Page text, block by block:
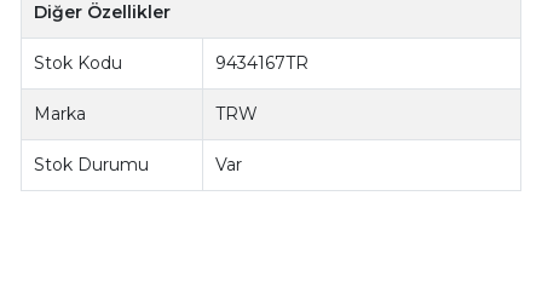
Diğer Özellikler
Stok Kodu 9434167TR
Marka TRW
Stok Durumu Var